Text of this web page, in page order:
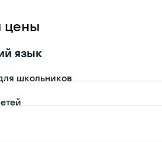
цены
язык
школьников